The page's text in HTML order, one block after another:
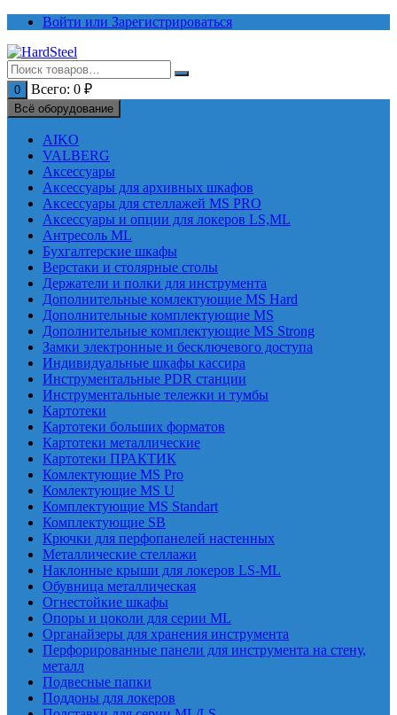
Перейти
содержимому
Войти или Зарегистрироваться
0 Всего: 0 ₽
Всё оборудование
AIKO
VALBERG
Аксессуары
Аксессуары для архивных шкафов
Аксессуары для стеллажей MS PRO
Аксессуары и опции для локеров LS,ML
Антресоль ML
Бухгалтерские шкафы
Верстаки и столярные столы
Держатели и полки для инструмента
Дополнительные комлектующие MS Hard
Дополнительные комплектующие MS
Дополнительные комплектующие MS Strong
Замки электронные и бесключевого доступа
Индивидуальные шкафы кассира
Инструментальные PDR станции
Инструментальные тележки и тумбы
Картотеки
Картотеки больших форматов
Картотеки металлические
Картотеки ПРАКТИК
Комлектующие MS Pro
Комлектующие MS U
Комплектующие MS Standart
Комплектующие SB
Крючки для перфопанелей настенных
Металлические стеллажи
Наклонные крыши для локеров LS-ML
Обувница металлическая
Огнестойкие шкафы
Опоры и цоколи для серии ML
Органайзеры для хранения инструмента
Перфорированные панели для инструмента на стену,
металл
Подвесные папки
Поддоны для локеров